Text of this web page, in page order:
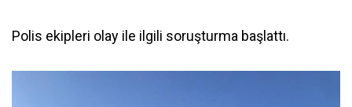
Polis ekipleri olay ile ilgili soruşturma başlattı.